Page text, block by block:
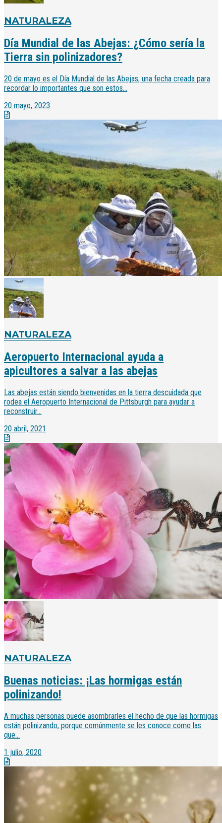
NATURALEZA
Día Mundial de las Abejas: ¿Cómo sería la
Tierra sin polinizadores?
20 de mayo es el Día Mundial de las Abejas, una fecha creada para
recordar lo importantes que son estos...
20 mayo, 2023
NATURALEZA
Aeropuerto Internacional ayuda a
apicultores a salvar a las abejas
Las abejas están siendo bienvenidas en la tierra descuidada que
rodea el Aeropuerto Internacional de Pittsburgh para ayudar a
reconstruir...
20 abril, 2021
NATURALEZA
Buenas noticias: ¡Las hormigas están
polinizando!
A muchas personas puede asombrarles el hecho de que las hormigas
están polinizando, porque comúnmente se les conoce como las
que...
1 julio, 2020